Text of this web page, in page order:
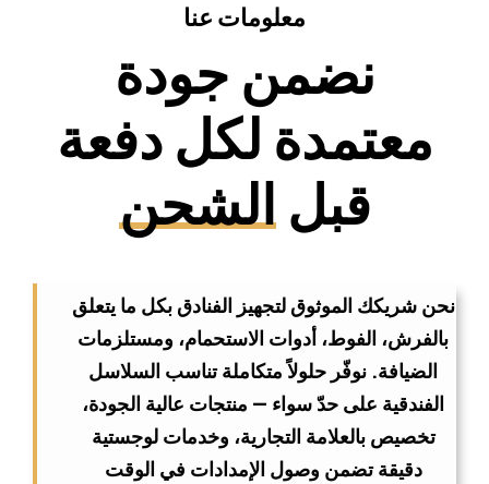
معلومات عنا
نضمن جودة
معتمدة لكل دفعة
قبلالشحن
نحن شريكك الموثوق لتجهيز الفنادق بكل ما يتعلق
بالفرش، الفوط، أدوات الاستحمام، ومستلزمات
الضيافة. نوفّر حلولاً متكاملة تناسب السلاسل
الفندقية على حدّ سواء — منتجات عالية الجودة،
تخصيص بالعلامة التجارية، وخدمات لوجستية
دقيقة تضمن وصول الإمدادات في الوقت